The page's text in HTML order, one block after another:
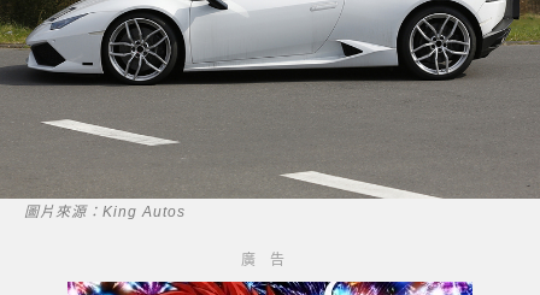
圖片來源：King Autos